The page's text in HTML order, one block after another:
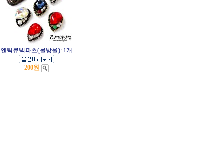
앤틱큐빅파츠(물방울): 1개
200원